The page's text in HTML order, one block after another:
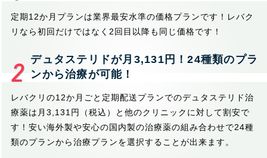
定期12か月プランは業界最安水準の価格プランです！レバク
リなら初回だけではなく2回目以降も同じ価格です！
デュタステリドが月3,131円！24種類のプラ
ンから治療が可能！
レバクリの12か月ごと定期配送プランでのデュタステリド治
療薬は月3,131円（税込）と他のクリニックに対して割安で
す！安い海外製や安心の国内製の治療薬の組み合わせで24種
類のプランから治療プランを選択することが出来ます。